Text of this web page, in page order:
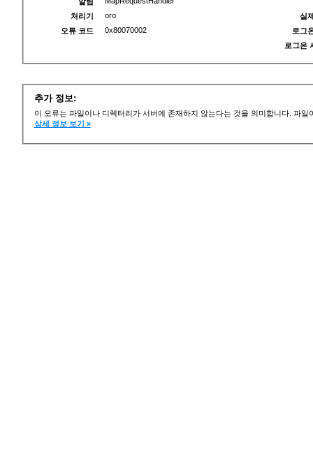
처리기
oro
오류 코드
0x80070002
실
로그
로그온
추가 정보:
이 오류는 파일이나 디렉터리가 서버에 존재하지 않는다는 것을 의미합니다. 파
상세 정보 보기 »